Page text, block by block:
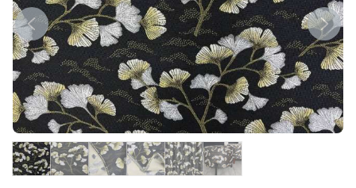
Previous Next